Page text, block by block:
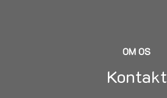
OM OS
Kontakt